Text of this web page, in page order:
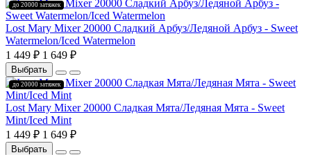
до 20000 затяжек
Lost Mary Mixer 20000 Сладкий Арбуз/Ледяной Арбуз - Sweet
Watermelon/Iced Watermelon
1 449 ₽ 1 649 ₽
Выбрать
до 20000 затяжек
Lost Mary Mixer 20000 Сладкая Мята/Ледяная Мята - Sweet
Mint/Iced Mint
1 449 ₽ 1 649 ₽
Выбрать